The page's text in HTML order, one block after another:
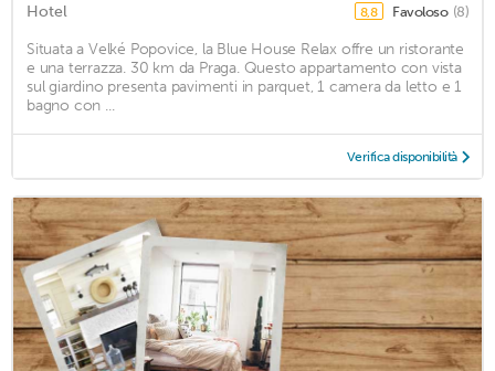
Hotel 8,8 Favoloso (8)
Situata a Velké Popovice, la Blue House Relax offre un ristorante
e una terrazza. 30 km da Praga. Questo appartamento con vista
sul giardino presenta pavimenti in parquet, 1 camera da letto e 1
bagno con ...
Verifica disponibilità